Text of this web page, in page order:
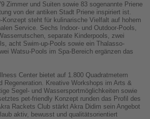
Zimmer und Suiten sowie 83 sogenannte Priene
von der antiken Stadt Priene inspiriert ist.
Konzept steht für kulinarische Vielfalt auf hohem
Service. Sechs Indoor- und Outdoor-Pools,
separate Kinderpools, zwei
acht Swim-up-Pools sowie ein Thalasso-
Watsu-Pools im Spa-Bereich ergänzen das
Center bietet auf 1.800 Quadratmetern
Regeneration. Kreative Workshops im Arts &
Segel- und Wassersportmöglichkeiten sowie
pet-friendly Konzept runden das Profil des
Rackets Club stärkt Akra Didim sein Angebot
aktiv, bewusst und qualitätsorientiert